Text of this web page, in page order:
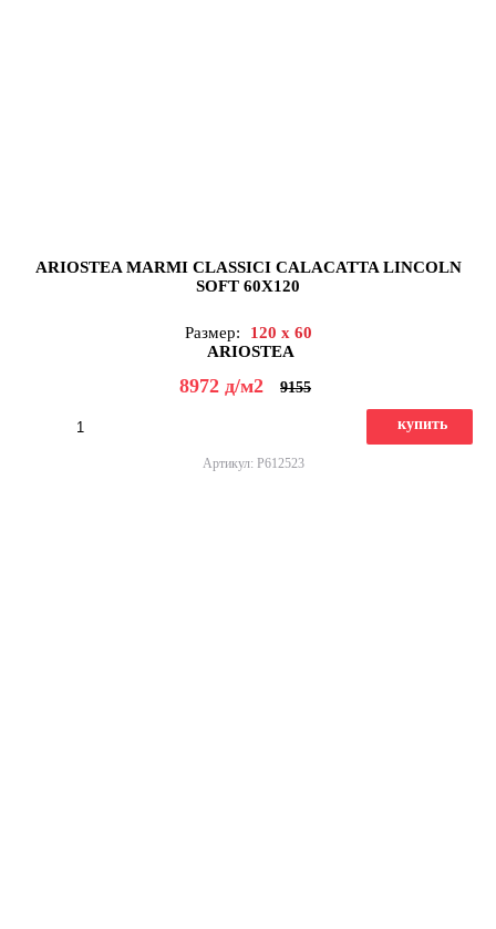
ARIOSTEA MARMI CLASSICI CALACATTA LINCOLN
SOFT 60X120
Размер:
120 x 60
ARIOSTEA
8972 д/м2 9155
купить
Артикул: P612523